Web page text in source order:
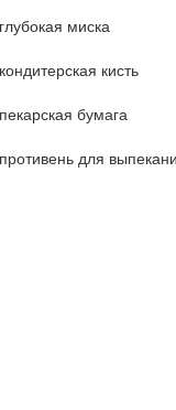
глубокая миска
кондитерская кисть
пекарская бумага
противень для